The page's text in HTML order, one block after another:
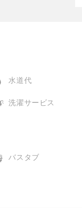
水道代
洗濯サービス
バスタブ